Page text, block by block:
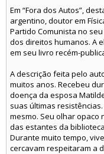
Em “Fora dos Autos”,
argentino, doutor em
Partido Comunista no
dos direitos humanos. A
em seu livro recém-
A descrição feita pelo
muitos anos. Recebeu
doença da esposa
suas últimas
mesmo. Seu olhar opaco
das estantes da
Durante muito tempo,
cercavam respeitaram a